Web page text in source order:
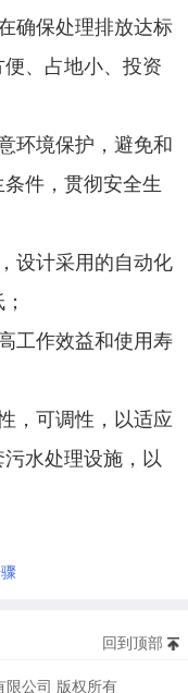
确保处理排放达标
、占地小、投资
环境保护，避免和
件，贯彻安全生
设计采用的自动化
工作效益和使用寿
，可调性，以适应
水处理设施，以
回到顶部
公司 版权所有